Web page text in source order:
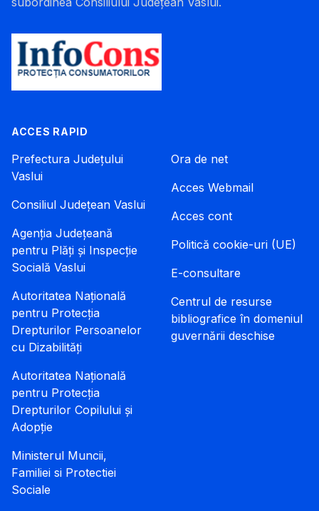
ACCES RAPID
Prefectura Județului
Vaslui
Consiliul Județean Vaslui
Agenția Județeană
pentru Plăți și Inspecție
Socială Vaslui
Autoritatea Națională
pentru Protecția
Drepturilor Persoanelor
cu Dizabilități
Autoritatea Națională
pentru Protecția
Drepturilor Copilului și
Adopție
Ministerul Muncii,
Familiei si Protectiei
Sociale
Ora de net
Acces Webmail
Acces cont
Politică cookie-uri (UE)
E-consultare
Centrul de resurse
bibliografice în domeniul
guvernării deschise